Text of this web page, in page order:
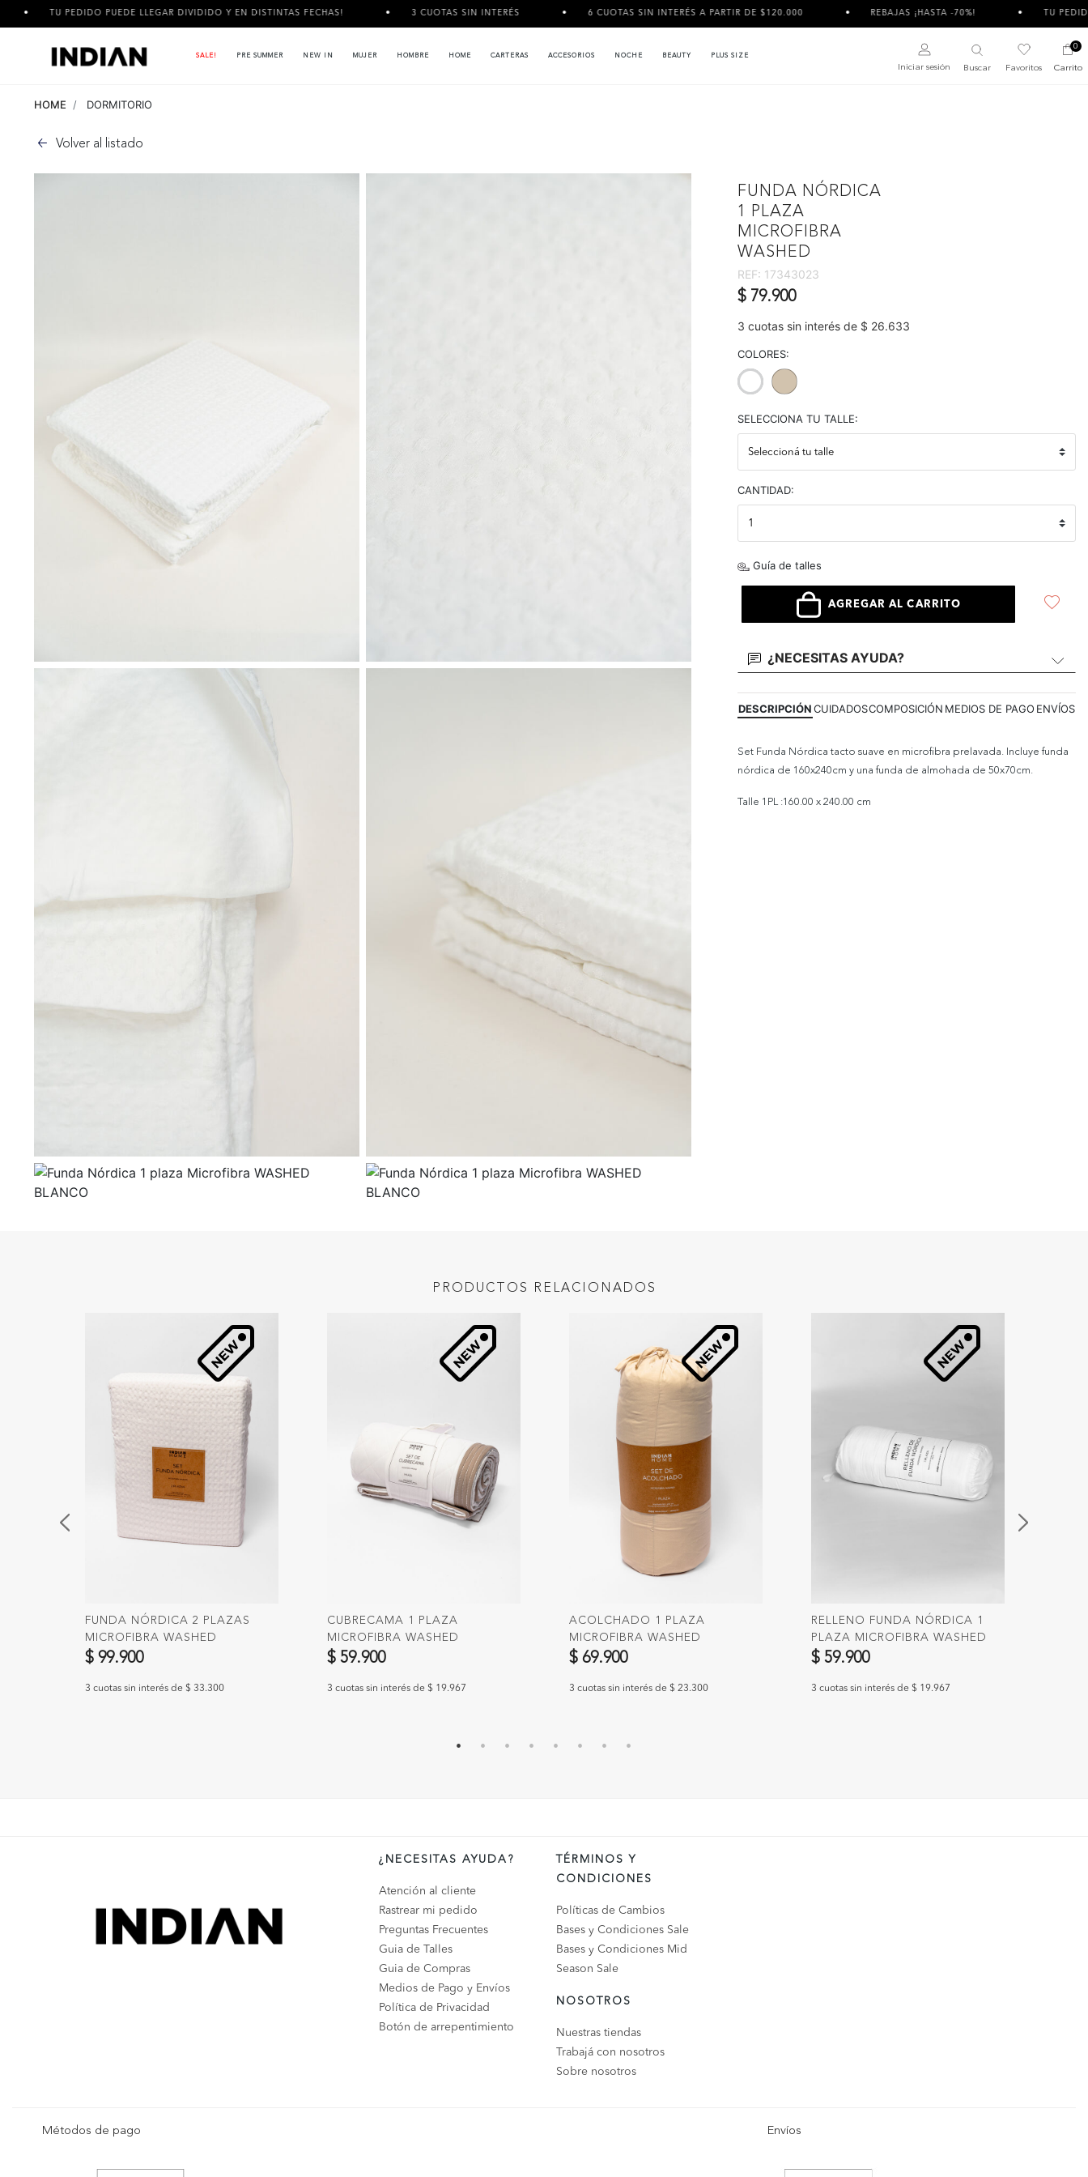
PEDIDO PUEDE LLEGAR DIVIDIDO Y EN DISTINTAS FECHAS! 3 CUOTAS SIN INTERÉS 6 CUOTAS SIN INTERÉS A PARTIR DE $120.000 REBAJAS ¡HASTA -70%! TU PEDIDO PUEDE
SALE! PRE SUMMER NEW IN MUJER HOMBRE HOME CARTERAS ACCESORIOS NOCHE BEAUTY PLUS SIZE
Iniciar sesión Buscar Favoritos
0
Carrito
HOME DORMITORIO
Volver al listado
FUNDA NÓRDICA
1 PLAZA
MICROFIBRA
WASHED
REF: 17343023
$ 79.900
3 cuotas sin interés de $ 26.633
COLORES:
SELECCIONA TU TALLE:
CANTIDAD:
Guía de talles
AGREGAR AL CARRITO
¿NECESITAS AYUDA?
DESCRIPCIÓNCUIDADOSCOMPOSICIÓN MEDIOS DE PAGO ENVÍOS
Set Funda Nórdica tacto suave en microfibra prelavada. Incluye funda
nórdica de 160x240cm y una funda de almohada de 50x70cm.
Talle 1PL :160.00 x 240.00 cm
PRODUCTOS RELACIONADOS
FUNDA NÓRDICA 2 PLAZAS
MICROFIBRA WASHED
$ 99.900
3 cuotas sin interés de $ 33.300
CUBRECAMA 1 PLAZA
MICROFIBRA WASHED
$ 59.900
3 cuotas sin interés de $ 19.967
ACOLCHADO 1 PLAZA
MICROFIBRA WASHED
$ 69.900
3 cuotas sin interés de $ 23.300
RELLENO FUNDA NÓRDICA 1
PLAZA MICROFIBRA WASHED
$ 59.900
3 cuotas sin interés de $ 19.967
¿NECESITAS AYUDA?
Atención al cliente
Rastrear mi pedido
Preguntas Frecuentes
Guia de Talles
Guia de Compras
Medios de Pago y Envíos
Política de Privacidad
Botón de arrepentimiento
TÉRMINOS Y
CONDICIONES
Políticas de Cambios
Bases y Condiciones Sale
Bases y Condiciones Mid
Season Sale
NOSOTROS
Nuestras tiendas
Trabajá con nosotros
Sobre nosotros
Métodos de pago Envíos